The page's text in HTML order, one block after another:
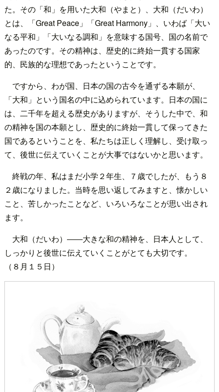
た。その「和」を用いた大和（やまと）、大和（だいわ）
とは、「Great Peace」「Great Harmony」、いわば「大い
なる平和」「大いなる調和」を意味する国号、国の名前で
あったのです。その精神は、歴史的に終始一貫する国家
的、民族的な理想であったということです。
ですから、わが国、日本の国の古今を通ずる本願が、
「大和」という国名の中に込められています。日本の国に
は、二千年を超える歴史がありますが、そうした中で、和
の精神を国の本願とし、歴史的に終始一貫して保ってきた
国であるということを、私たちは正しく理解し、受け取っ
て、後世に伝えていくことが大事ではないかと思います。
終戦の年、私はまだ小学２年生、７歳でしたが、もう８
２歳になりました。当時を思い返してみますと、懐かしい
こと、苦しかったことなど、いろいろなことが思い出され
ます。
大和（だいわ）――大きな和の精神を、日本人として、
しっかりと後世に伝えていくことがとても大切です。
（８月１５日）